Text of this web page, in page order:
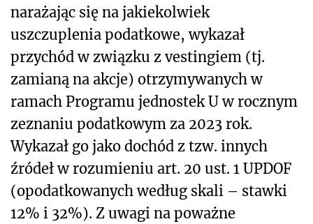
narażając się na jakiekolwiek
uszczuplenia podatkowe, wykazał
przychód w związku z vestingiem (tj.
zamianą na akcje) otrzymywanych w
ramach Programu jednostek U w rocznym
zeznaniu podatkowym za 2023 rok.
Wykazał go jako dochód z tzw. innych
źródeł w rozumieniu art. 20 ust. 1 UPDOF
(opodatkowanych według skali – stawki
12% i 32%). Z uwagi na poważne